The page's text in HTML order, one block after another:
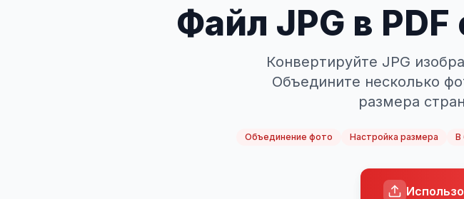
Файл JPG в
Конвертируйте JPG
Объедините несколько
размера
Объединение фото Настройка размера В